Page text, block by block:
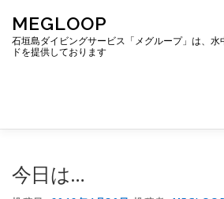
ッ
MEGLOOP
石垣島ダイビングサービス「メグループ」は、水
ドを提供しております
今日は…